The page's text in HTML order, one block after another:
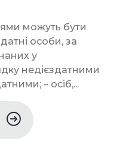
можуть бути
особи, за
у
недієздатними
– осіб,...